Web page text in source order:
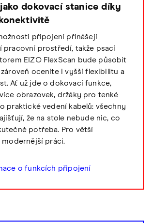
dokovací stanice díky
připojení přinášejí
pracovní prostředí, takže psací
EIZO FlexScan bude působit
zároveň oceníte i vyšší flexibilitu a
Ať už jde o dokovací funkce,
obrazovek, držáky pro tenké
praktické vedení kabelů: všechny
že na stole nebude nic, co
potřeba. Pro větší
práci.
o funkcích připojení